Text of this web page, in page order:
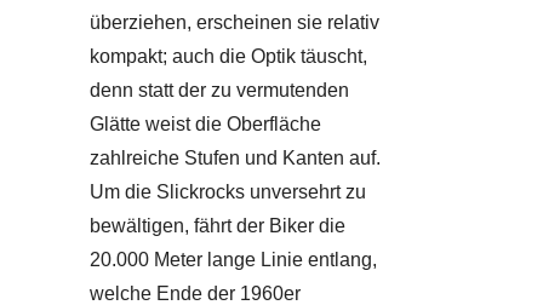
überziehen, erscheinen sie relativ
kompakt; auch die Optik täuscht,
denn statt der zu vermutenden
Glätte weist die Oberfläche
zahlreiche Stufen und Kanten auf.
Um die Slickrocks unversehrt zu
bewältigen, fährt der Biker die
20.000 Meter lange Linie entlang,
welche Ende der 1960er